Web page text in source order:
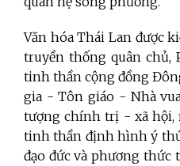
Văn hóa Thái Lan được
truyền thống quân chủ,
tinh thần cộng đồng
gia - Tôn giáo - Nhà
tượng chính trị - xã hội,
tinh thần định hình ý
đạo đức và phương thức